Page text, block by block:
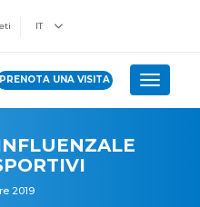
IT
PRENOTA UNA VISITA Toggle
2019